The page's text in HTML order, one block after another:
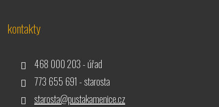
kontakty
468 000 203 - úřad
773 655 691 - starosta
starosta@pustakamenice.cz